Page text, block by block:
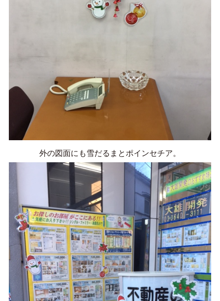
外の図面にも雪だるまとポインセチア。